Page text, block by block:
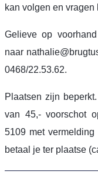
kan volgen en vragen
Gelieve op
naar
0468/22.53.62.
Plaatsen zijn
van 45,- voorschot
5109 met vermelding
betaal je ter plaatse